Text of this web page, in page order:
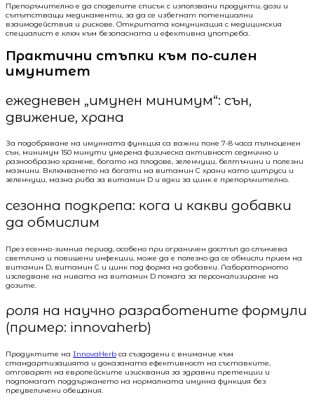
Препоръчително е да споделите списък с използвани продукти, дози и
съпътстващи медикаменти, за да се избегнат потенциални
взаимодействия и рискове. Откритата комуникация с медицинския
специалист е ключ към безопасната и ефективна употреба.
Практични стъпки към по-силен
имунитет
ежедневен „имунен минимум“: сън,
движение, храна
За подобряване на имунната функция са важни поне 7-8 часа пълноценен
сън, минимум 150 минути умерена физическа активност седмично и
разнообразно хранене, богато на плодове, зеленчуци, белтъчини и полезни
мазнини. Включването на богати на витамин C храни като цитруси и
зеленчуци, мазна риба за витамин D и ядки за цинк е препоръчително.
сезонна подкрепа: кога и какви добавки
да обмислим
През есенно-зимния период, особено при ограничен достъп до слънчева
светлина и повишени инфекции, може да е полезно да се обмисли прием на
витамин D, витамин C и цинк под форма на добавки. Лабораторното
изследване на нивата на витамин D помага за персонализиране на
дозите.
роля на научно разработените формули
(пример: innovaherb)
Продуктите на InnovaHerb са създадени с внимание към
стандартизацията и доказаната ефективност на съставките,
отговарят на европейските изисквания за здравни претенции и
подпомагат поддържането на нормалната имунна функция без
преувеличени обещания.